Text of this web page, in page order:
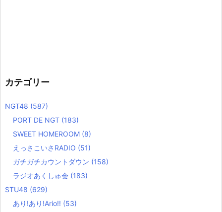
カテゴリー
NGT48 (587)
PORT DE NGT (183)
SWEET HOMEROOM (8)
えっさこいさRADIO (51)
ガチガチカウントダウン (158)
ラジオあくしゅ会 (183)
STU48 (629)
あり!あり!Ario!! (53)